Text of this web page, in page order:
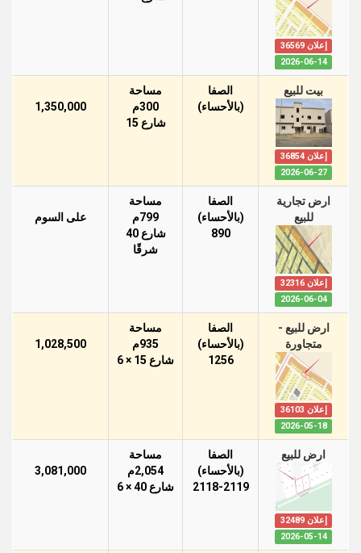
إعلان 36569
2026-06-14
بيت للبيع
إعلان 36854
2026-06-27
الصفا
(بالأحساء)
مساحة
300م
شارع 15
1,350,000
ارض تجارية
للبيع
إعلان 32316
2026-06-04
الصفا
(بالأحساء)
890
مساحة
799م
شارع 40
شرقًا
على السوم
ارض للبيع -
متجاورة
إعلان 36103
2026-05-18
الصفا
(بالأحساء)
1256
مساحة
935م
شارع 15 × 6
1,028,500
ارض للبيع
إعلان 32489
2026-05-14
الصفا
(بالأحساء)
2118-2119
مساحة
2,054م
شارع 40 × 6
3,081,000